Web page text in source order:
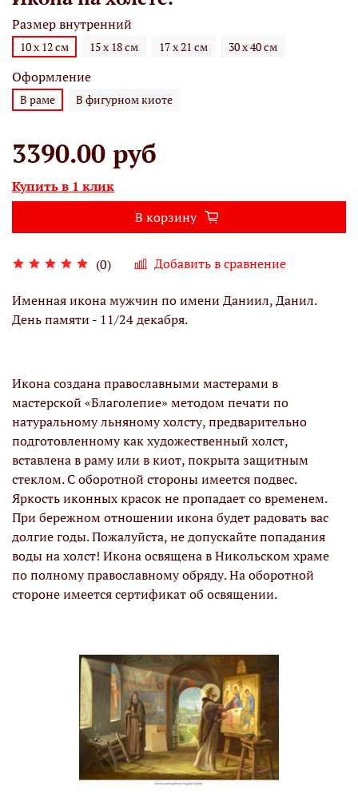
(0) Добавить в сравнение
Размер внутренний
10 х 12 см 15 х 18 см 17 х 21 см 30 х 40 см
Оформление
В раме В фигурном киоте
3390.00 руб
Купить в 1 клик
В корзину
Именная икона мужчин по имени Даниил, Данил.
День памяти - 11/24 декабря.
Икона создана православными мастерами в
мастерской «Благолепие» методом печати по
натуральному льняному холсту, предварительно
подготовленному как художественный холст,
вставлена в раму или в киот, покрыта защитным
стеклом. С оборотной стороны имеется подвес.
Яркость иконных красок не пропадает со временем.
При бережном отношении икона будет радовать вас
долгие годы. Пожалуйста, не допускайте попадания
воды на холст! Икона освящена в Никольском храме
по полному православному обряду. На оборотной
стороне имеется сертификат об освящении.